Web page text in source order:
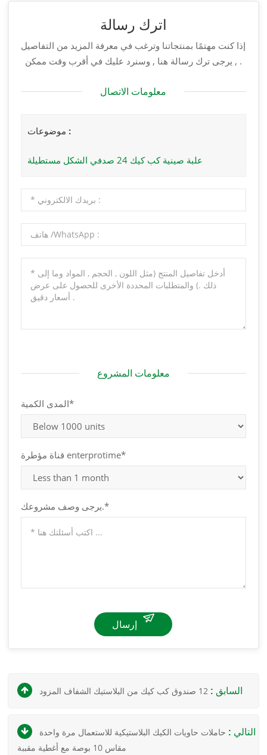
اترك رسالة
إذا كنت مهتمًا بمنتجاتنا وترغب في معرفة المزيد من التفاصيل
, يرجى ترك رسالة هنا , وسنرد عليك في أقرب وقت ممكن .
معلومات الاتصال
موضوعات :
علبة صينية كب كيك 24 صدفي الشكل مستطيلة
معلومات المشروع
المدى الكمية*
قناة مؤطرة enterprotime*
يرجى وصف مشروعك.*
إرسال
السابق : 12 صندوق كب كيك من البلاستيك الشفاف المزود
التالي : حاملات حاويات الكيك البلاستيكية للاستعمال مرة واحدة
مقاس 10 بوصة مع أغطية مقببة